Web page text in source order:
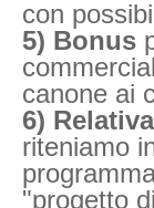
con
5) Bonus
canone ai
6)
riteniamo
"progetto